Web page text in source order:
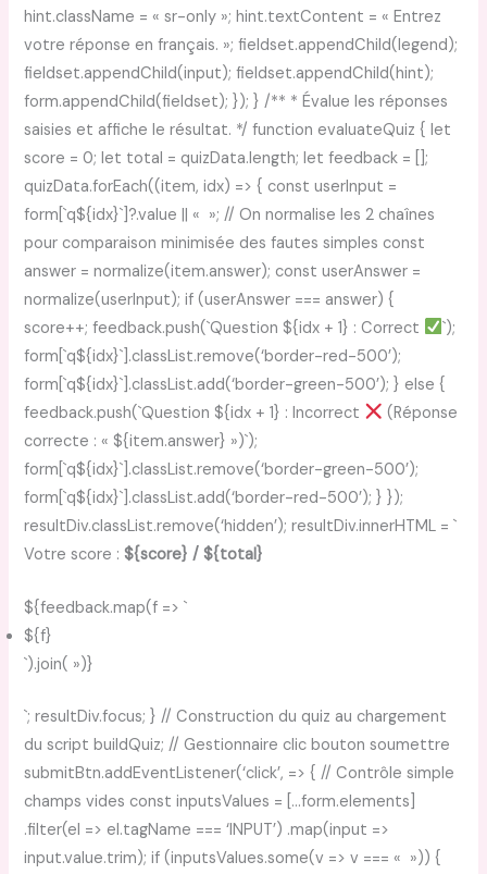
hint.className = « sr-only »; hint.textContent = « Entrez
votre réponse en français. »; fieldset.appendChild(legend);
fieldset.appendChild(input); fieldset.appendChild(hint);
form.appendChild(fieldset); }); } /** * Évalue les réponses
saisies et affiche le résultat. */ function evaluateQuiz { let
score = 0; let total = quizData.length; let feedback = [];
quizData.forEach((item, idx) => { const userInput =
form[`q${idx}`]?.value || « »; // On normalise les 2 chaînes
pour comparaison minimisée des fautes simples const
answer = normalize(item.answer); const userAnswer =
normalize(userInput); if (userAnswer === answer) {
score++; feedback.push(`Question ${idx + 1} : Correct
`);
form[`q${idx}`].classList.remove(‘border-red-500’);
form[`q${idx}`].classList.add(‘border-green-500’); } else {
feedback.push(`Question ${idx + 1} : Incorrect
(Réponse
correcte : « ${item.answer} »)`);
form[`q${idx}`].classList.remove(‘border-green-500’);
form[`q${idx}`].classList.add(‘border-red-500’); } });
resultDiv.classList.remove(‘hidden’); resultDiv.innerHTML = `
Votre score : ${score} / ${total}
${feedback.map(f => `
${f}
`).join( »)}
`; resultDiv.focus; } // Construction du quiz au chargement
du script buildQuiz; // Gestionnaire clic bouton soumettre
submitBtn.addEventListener(‘click’, => { // Contrôle simple
champs vides const inputsValues = […form.elements]
.filter(el => el.tagName === ‘INPUT’) .map(input =>
input.value.trim); if (inputsValues.some(v => v === « »)) {